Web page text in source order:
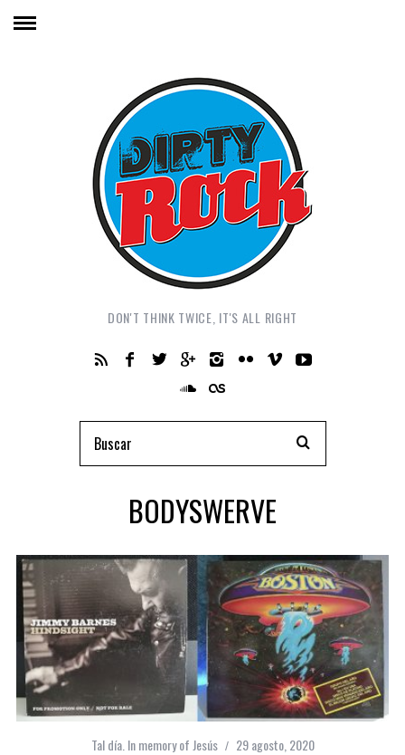
DON'T THINK TWICE, IT'S ALL RIGHT
BODYSWERVE
Tal día. In memory of Jesús 29 agosto, 2020